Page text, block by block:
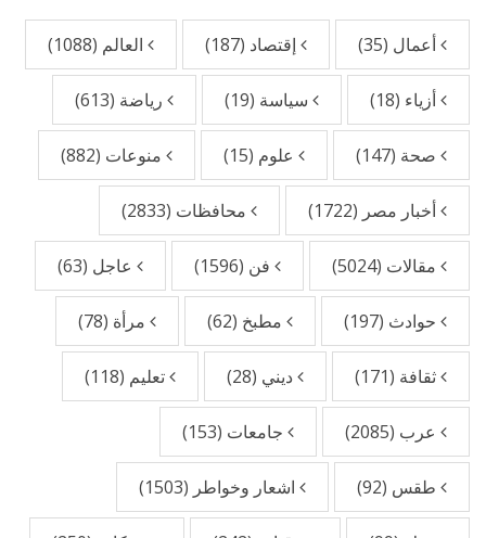
أعمال (35) إقتصاد (187) العالم (1088)
أزياء (18) سياسة (19) رياضة (613)
صحة (147) علوم (15) منوعات (882)
أخبار مصر (1722) محافظات (2833)
مقالات (5024) فن (1596) عاجل (63)
حوادث (197) مطبخ (62) مرأة (78)
ثقافة (171) ديني (28) تعليم (118)
عرب (2085) جامعات (153)
طقس (92) اشعار وخواطر (1503)